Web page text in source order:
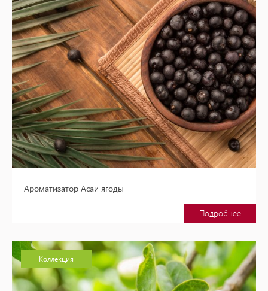
Ароматизатор Асаи ягоды
Подробнее
Коллекция